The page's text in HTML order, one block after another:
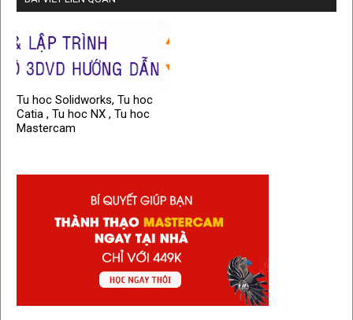
Tu hoc Solidworks, Tu hoc
Catia , Tu hoc NX , Tu hoc
Mastercam